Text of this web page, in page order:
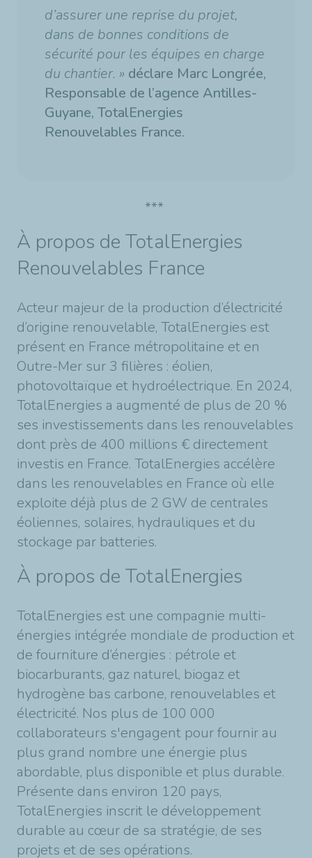
d’assurer une reprise du projet,
dans de bonnes conditions de
sécurité pour les équipes en charge
du chantier. » déclare Marc Longrée,
Responsable de l’agence Antilles-
Guyane, TotalEnergies
Renouvelables France.
***
À propos de TotalEnergies
Renouvelables France
Acteur majeur de la production d’électricité
d’origine renouvelable, TotalEnergies est
présent en France métropolitaine et en
Outre-Mer sur 3 filières : éolien,
photovoltaïque et hydroélectrique. En 2024,
TotalEnergies a augmenté de plus de 20 %
ses investissements dans les renouvelables
dont près de 400 millions € directement
investis en France. TotalEnergies accélère
dans les renouvelables en France où elle
exploite déjà plus de 2 GW de centrales
éoliennes, solaires, hydrauliques et du
stockage par batteries.
À propos de TotalEnergies
TotalEnergies est une compagnie multi-
énergies intégrée mondiale de production et
de fourniture d’énergies : pétrole et
biocarburants, gaz naturel, biogaz et
hydrogène bas carbone, renouvelables et
électricité. Nos plus de 100 000
collaborateurs s'engagent pour fournir au
plus grand nombre une énergie plus
abordable, plus disponible et plus durable.
Présente dans environ 120 pays,
TotalEnergies inscrit le développement
durable au cœur de sa stratégie, de ses
projets et de ses opérations.